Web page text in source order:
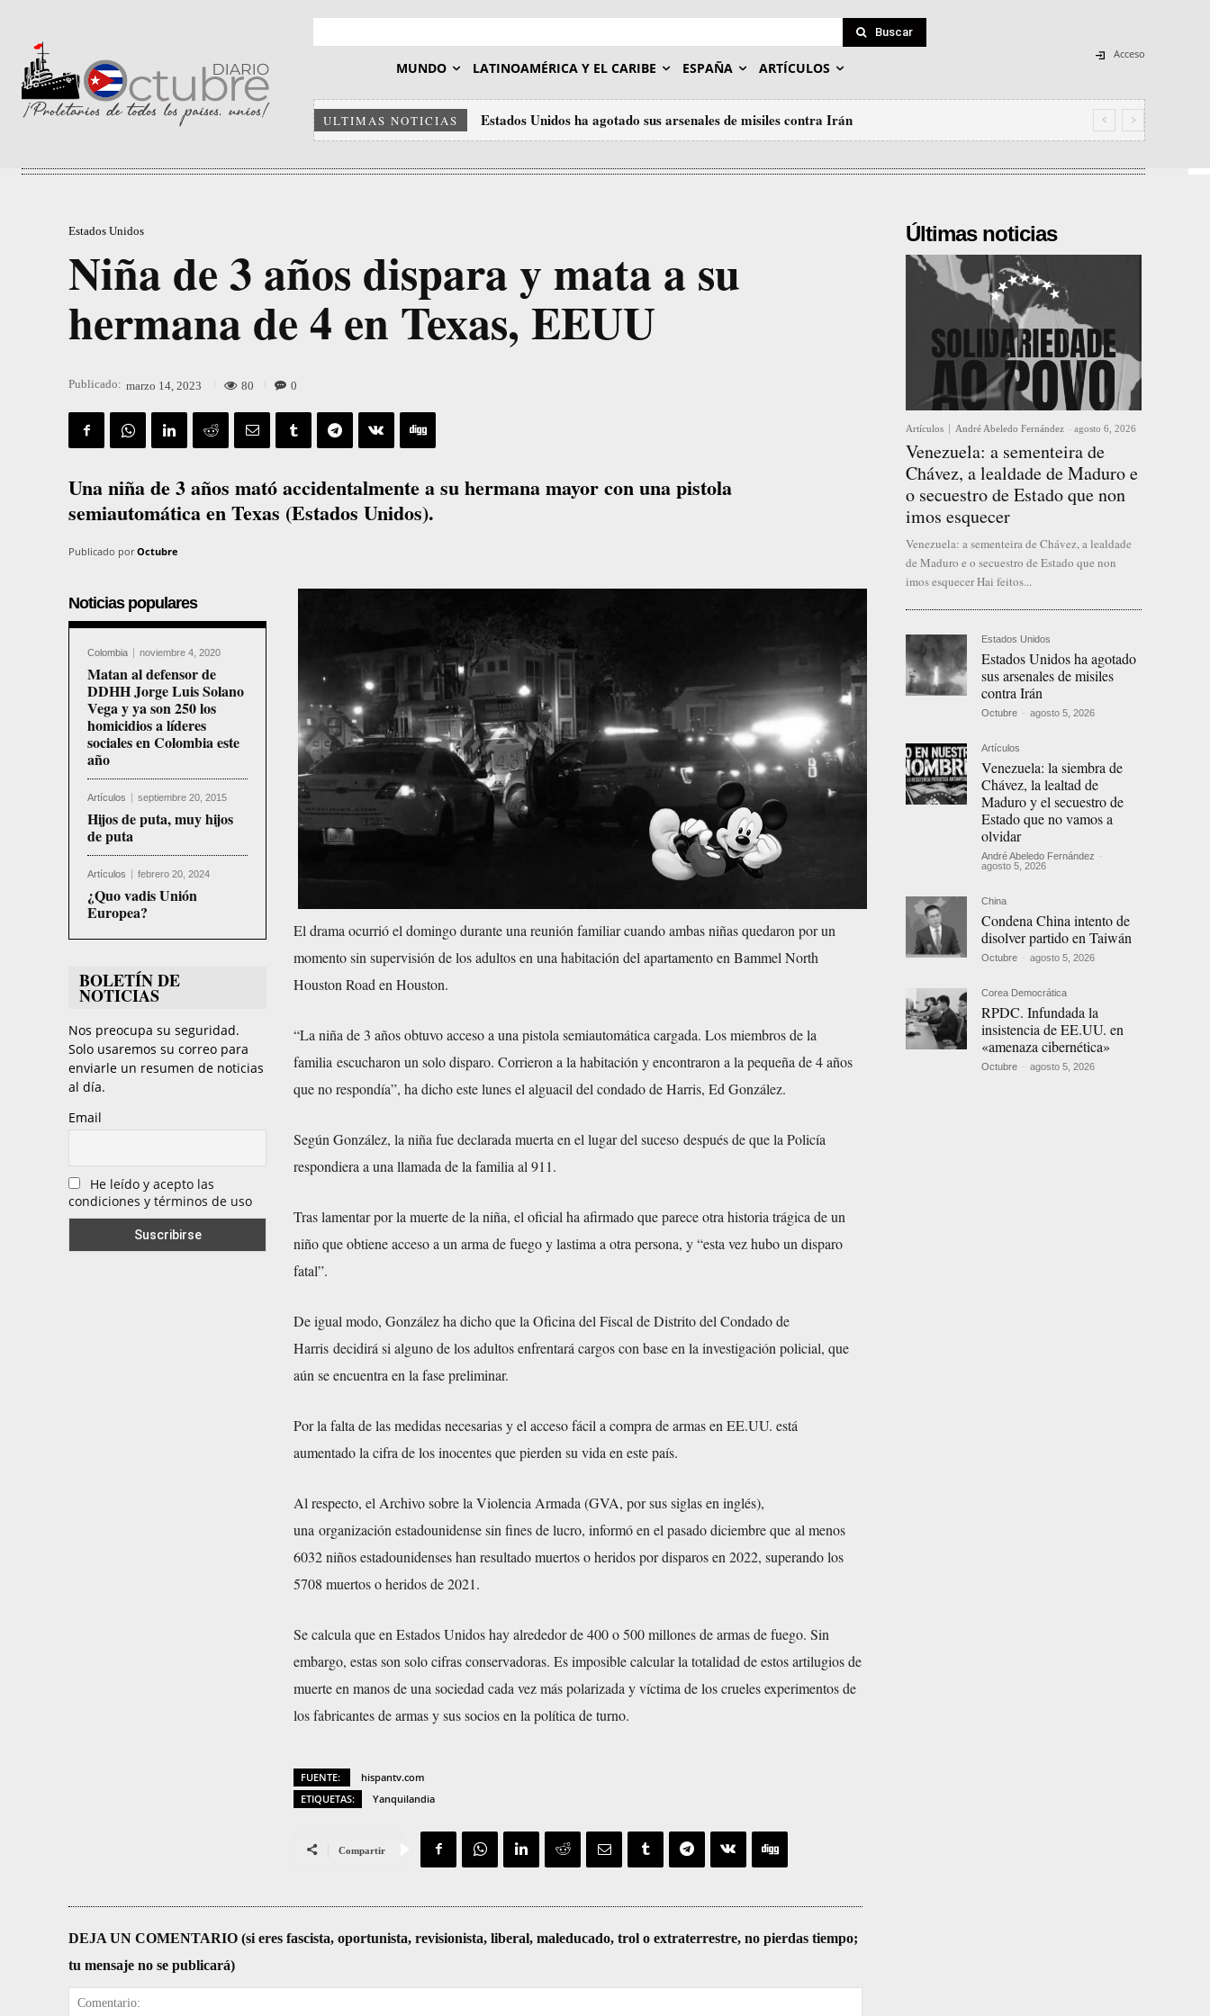
Buscar
MUNDO LATINOAMÉRICA Y EL CARIBE ESPAÑA ARTÍCULOS
Acceso
ULTIMAS NOTICIAS Estados Unidos ha agotado sus arsenales de misiles contra Irán
Estados Unidos
Niña de 3 años dispara y mata a su
hermana de 4 en Texas, EEUU
Publicado: marzo 14, 2023 80 0
Una niña de 3 años mató accidentalmente a su hermana mayor con una pistola
semiautomática en Texas (Estados Unidos).
Publicado por Octubre
Noticias populares
Colombia noviembre 4, 2020
Matan al defensor de
DDHH Jorge Luis Solano
Vega y ya son 250 los
homicidios a líderes
sociales en Colombia este
año
Artículos septiembre 20, 2015
Hijos de puta, muy hijos
de puta
Artículos febrero 20, 2024
¿Quo vadis Unión
Europea?
BOLETÍN DE
NOTICIAS
Nos preocupa su seguridad.
Solo usaremos su correo para
enviarle un resumen de noticias
al día.
Email
He leído y acepto las
condiciones y términos de uso
El drama ocurrió el domingo durante una reunión familiar cuando ambas niñas quedaron por un
momento sin supervisión de los adultos en una habitación del apartamento en Bammel North
Houston Road en Houston.
“La niña de 3 años obtuvo acceso a una pistola semiautomática cargada. Los miembros de la
familia escucharon un solo disparo. Corrieron a la habitación y encontraron a la pequeña de 4 años
que no respondía”, ha dicho este lunes el alguacil del condado de Harris, Ed González.
Según González, la niña fue declarada muerta en el lugar del suceso después de que la Policía
respondiera a una llamada de la familia al 911.
Tras lamentar por la muerte de la niña, el oficial ha afirmado que parece otra historia trágica de un
niño que obtiene acceso a un arma de fuego y lastima a otra persona, y “esta vez hubo un disparo
fatal”.
De igual modo, González ha dicho que la Oficina del Fiscal de Distrito del Condado de
Harris decidirá si alguno de los adultos enfrentará cargos con base en la investigación policial, que
aún se encuentra en la fase preliminar.
Por la falta de las medidas necesarias y el acceso fácil a compra de armas en EE.UU. está
aumentado la cifra de los inocentes que pierden su vida en este país.
Al respecto, el Archivo sobre la Violencia Armada (GVA, por sus siglas en inglés),
una organización estadounidense sin fines de lucro, informó en el pasado diciembre que al menos
6032 niños estadounidenses han resultado muertos o heridos por disparos en 2022, superando los
5708 muertos o heridos de 2021.
Se calcula que en Estados Unidos hay alrededor de 400 o 500 millones de armas de fuego. Sin
embargo, estas son solo cifras conservadoras. Es imposible calcular la totalidad de estos artilugios de
muerte en manos de una sociedad cada vez más polarizada y víctima de los crueles experimentos de
los fabricantes de armas y sus socios en la política de turno.
FUENTE:
hispantv.com
ETIQUETAS:
Yanquilandia
Compartir
DEJA UN COMENTARIO (si eres fascista, oportunista, revisionista, liberal, maleducado, trol o extraterrestre, no pierdas tiempo;
tu mensaje no se publicará)
Últimas noticias
Artículos André Abeledo Fernández - agosto 6, 2026
Venezuela: a sementeira de
Chávez, a lealdade de Maduro e
o secuestro de Estado que non
imos esquecer
Venezuela: a sementeira de Chávez, a lealdade
de Maduro e o secuestro de Estado que non
imos esquecer Hai feitos...
Estados Unidos
Estados Unidos ha agotado
sus arsenales de misiles
contra Irán
Octubre - agosto 5, 2026
Artículos
Venezuela: la siembra de
Chávez, la lealtad de
Maduro y el secuestro de
Estado que no vamos a
olvidar
André Abeledo Fernández -
agosto 5, 2026
China
Condena China intento de
disolver partido en Taiwán
Octubre - agosto 5, 2026
Corea Democrática
RPDC. Infundada la
insistencia de EE.UU. en
«amenaza cibernética»
Octubre - agosto 5, 2026